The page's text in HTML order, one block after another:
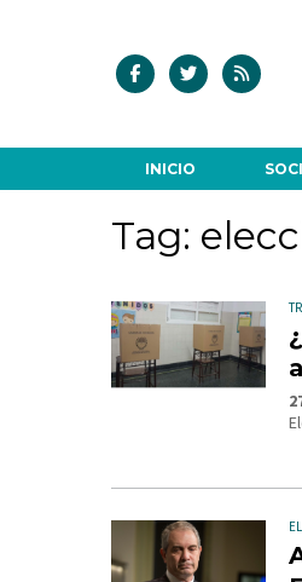
INICIO
Tag: